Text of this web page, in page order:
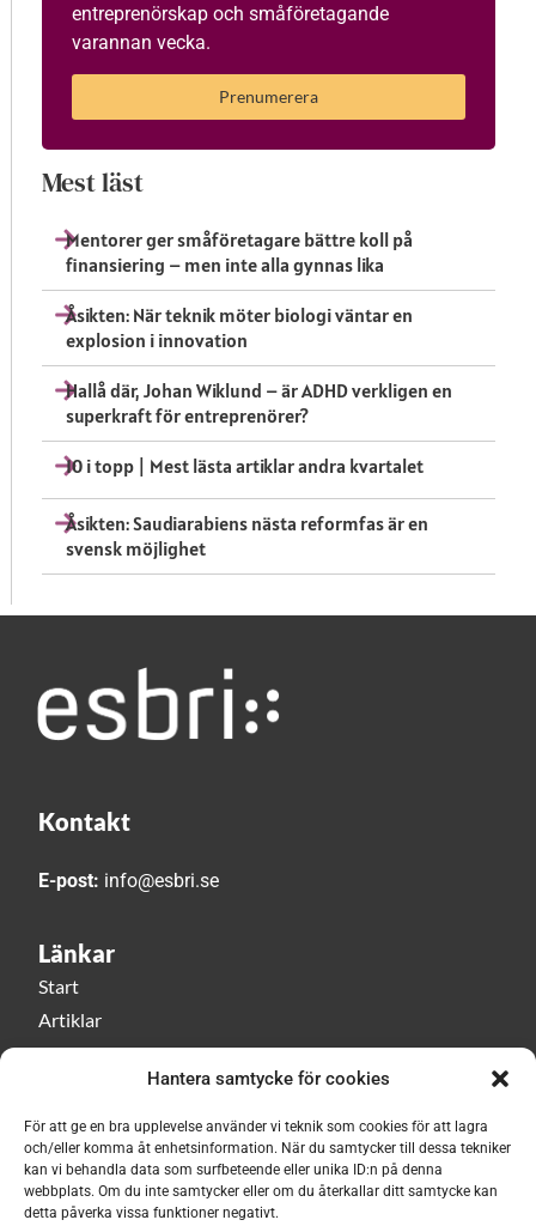
Hantera samtycke för cookies
För att ge en bra upplevelse använder vi teknik som cookies för att lagra
och/eller komma åt enhetsinformation. När du samtycker till dessa tekniker
kan vi behandla data som surfbeteende eller unika ID:n på denna
webbplats. Om du inte samtycker eller om du återkallar ditt samtycke kan
detta påverka vissa funktioner negativt.
entreprenörskap och småföretagande
varannan vecka.
Prenumerera
Mest läst
Mentorer ger småföretagare bättre koll på
finansiering – men inte alla gynnas lika
Åsikten: När teknik möter biologi väntar en
explosion i innovation
Hallå där, Johan Wiklund – är ADHD verkligen en
superkraft för entreprenörer?
10 i topp | Mest lästa artiklar andra kvartalet
Åsikten: Saudiarabiens nästa reformfas är en
svensk möjlighet
Kontakt
E-post: info@esbri.se
Länkar
Start
Artiklar
Esbri play
Om Esbri
Håll dig uppdaterad med vårt nyhetsbrev!
Prenumerera här